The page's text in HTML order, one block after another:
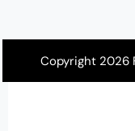
Copyright 2026